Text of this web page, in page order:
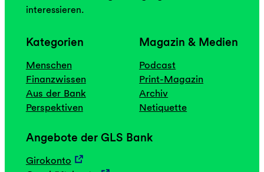
interessieren.
Kategorien
Menschen
Finanzwissen
Aus der Bank
Perspektiven
Magazin & Medien
Podcast
Print-Magazin
Archiv
Netiquette
Angebote der GLS Bank
Girokonto